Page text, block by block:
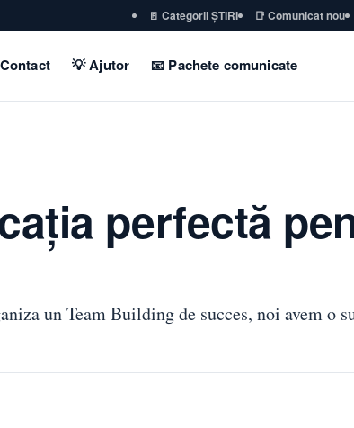
🚪 Categorii ȘTIRI 📑 Comunicat nou
💡 Ajutor 📧 Pachete comunicate
perfectă
un Team Building de succes, noi avem o